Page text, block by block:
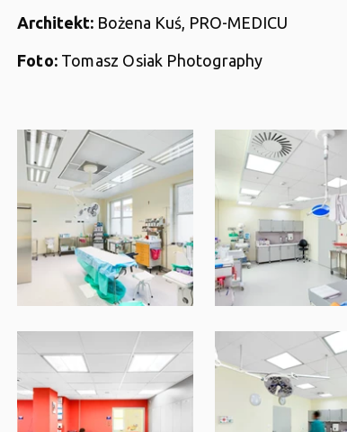
Architekt: Bożena Kuś, PRO-MEDICU
Foto:Tomasz Osiak Photography